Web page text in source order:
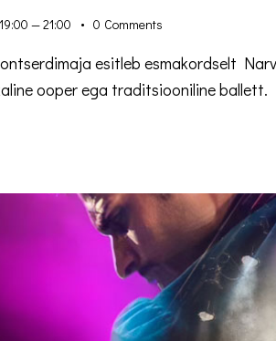
—21:00 0 Comments
esitleb esmakordselt
ooper ega traditsiooniline ballett.